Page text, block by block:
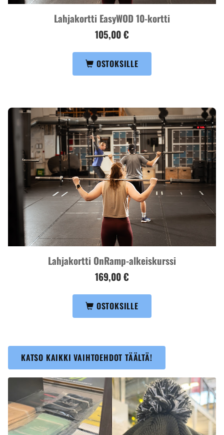
Lahjakortti EasyWOD 10-kortti
105,00 €
OSTOKSILLE
Lahjakortti OnRamp-alkeiskurssi
169,00 €
OSTOKSILLE
KATSO KAIKKI VAIHTOEHDOT TÄÄLTÄ!